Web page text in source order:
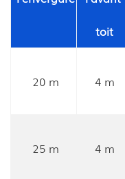
toit
20 m 4 m
25 m 4 m